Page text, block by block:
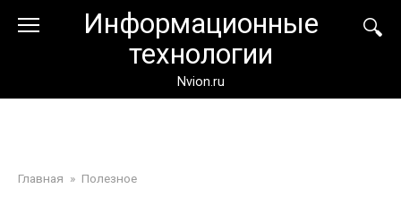
Информационные
технологии
Nvion.ru
Главная » Полезное